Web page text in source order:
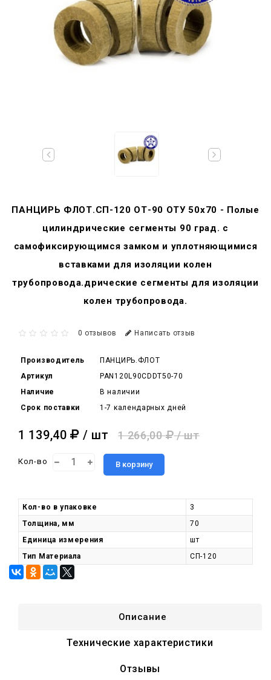
ПАНЦИРЬ ФЛОТ.СП-120 ОТ-90 ОТУ 50x70 - Полые
цилиндрические сегменты 90 град. с
самофиксирующимся замком и уплотняющимися
вставками для изоляции колен
трубопровода.дрические сегменты для изоляции
колен трубопровода.
0 отзывов Написать отзыв
Производитель
ПАНЦИРЬ.ФЛОТ
Артикул
PAN120L90CDDT50-70
Наличие
В наличии
Срок поставки
1-7 календарных дней
1 139,40 / шт 1 266,00 / шт
Кол-во В корзину
Кол-во в упаковке
3
Толщина, мм
70
Единица измерения
шт
Тип Материала
СП-120
Описание
Технические характеристики
Отзывы